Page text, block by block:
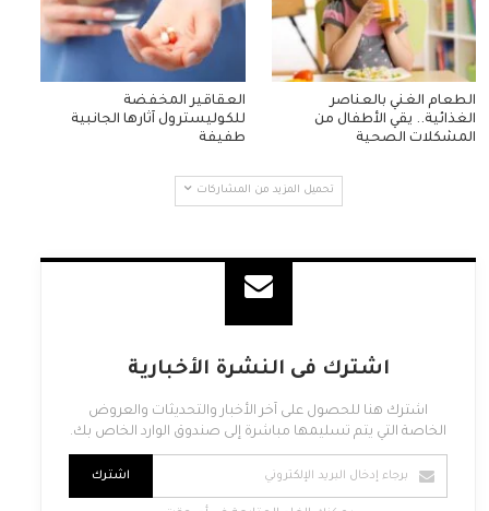
الطعام الغني بالعناصر
الغذائية.. يقي الأطفال من
المشكلات الصحية
العقاقير المخفضة
للكوليسترول آثارها الجانبية
طفيفة
تحميل المزيد من المشاركات
اشترك فى النشرة الأخبارية
اشترك هنا للحصول على آخر الأخبار والتحديثات والعروض
الخاصة التي يتم تسليمها مباشرة إلى صندوق الوارد الخاص بك.
اشترك